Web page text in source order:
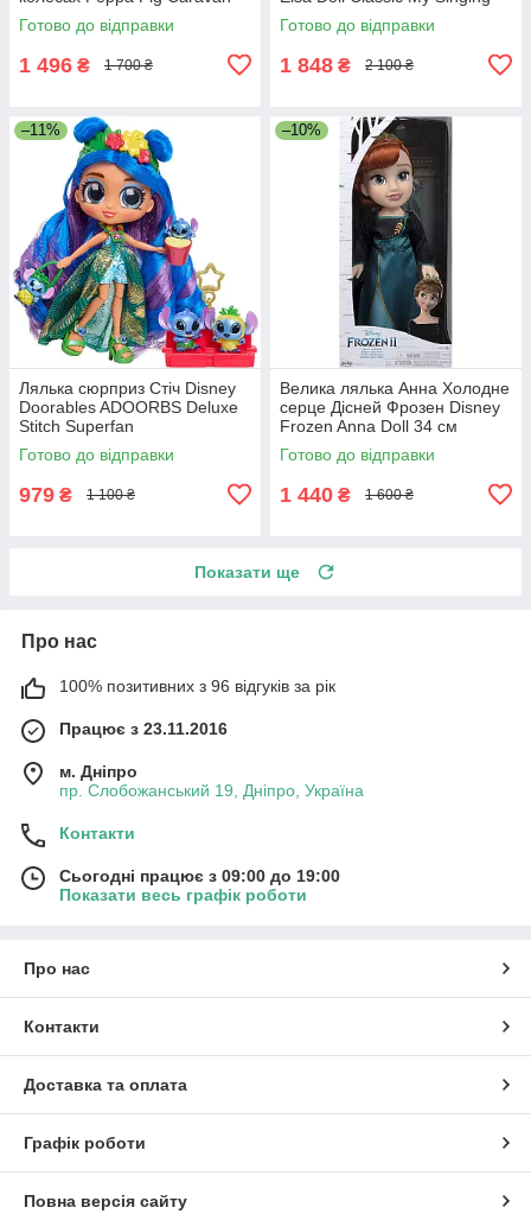
Playset
Готово до відправки
1 496 ₴ 1 700 ₴
Friend Elsa Doll & Olaf
Готово до відправки
1 848 ₴ 2 100 ₴
–11%
Лялька сюрприз Стіч Disney
Doorables ADOORBS Deluxe
Stitch Superfan
Готово до відправки
979 ₴ 1 100 ₴
–10%
Велика лялька Анна Холодне
серце Дісней Фрозен Disney
Frozen Anna Doll 34 см
Готово до відправки
1 440 ₴ 1 600 ₴
Показати ще
Про нас
100% позитивних з 96 відгуків за рік
Працює з 23.11.2016
м. Дніпро
пр. Слобожанський 19, Дніпро, Україна
Контакти
Сьогодні працює з 09:00 до 19:00
Показати весь графік роботи
Про нас
Контакти
Доставка та оплата
Графік роботи
Повна версія сайту